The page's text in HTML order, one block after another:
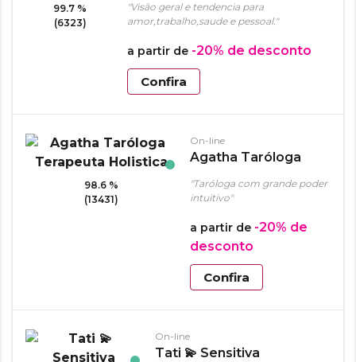
99.7 %
(6323)
"Visão geral e tendencia para
amor,trabalho,saude e pessoal."
a partir de -20% de desconto
Confira
98.6 %
(13431)
On-line
Agatha Taróloga
Terapeuta Holistica
"Taróloga com grande poder
intuitivo"
a partir de -20% de
desconto
Confira
On-line
Tati 💫 Sensitiva